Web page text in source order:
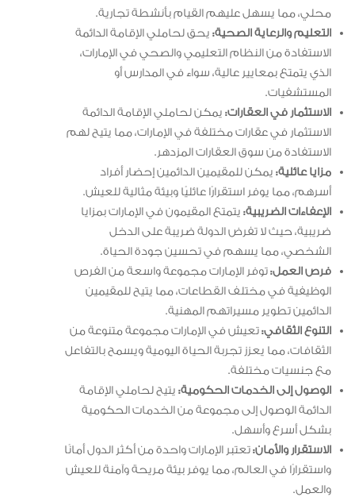
محلي، مما يسهل عليهم القيام بأنشطة تجارية.
التعليم والرعاية الصحية: يحق لحاملي الإقامة الدائمة
الاستفادة من النظام التعليمي والصحي في الإمارات،
الذي يتمتع بمعايير عالية، سواء في المدارس أو
المستشفيات.
الاستثمار في العقارات: يمكن لحاملي الإقامة الدائمة
الاستثمار في عقارات مختلفة في الإمارات، مما يتيح لهم
الاستفادة من سوق العقارات المزدهر.
مزايا عائلية: يمكن للمقيمين الدائمين إحضار أفراد
أسرهم، مما يوفر استقرارًا عائليًا وبيئة مثالية للعيش.
الإعفاءات الضريبية: يتمتع المقيمون في الإمارات بمزايا
ضريبية، حيث لا تفرض الدولة ضريبة على الدخل
الشخصي، مما يسهم في تحسين جودة الحياة.
فرص العمل:توفر الإمارات مجموعة واسعة من الفرص
الوظيفية في مختلف القطاعات، مما يتيح للمقيمين
الدائمين تطوير مسيراتهم المهنية.
التنوع الثقافي:تعيش في الإمارات مجموعة متنوعة من
الثقافات، مما يعزز تجربة الحياة اليومية ويسمح بالتفاعل
مع جنسيات مختلفة.
الوصول إلى الخدمات الحكومية: يتيح لحاملي الإقامة
الدائمة الوصول إلى مجموعة من الخدمات الحكومية
بشكل أسرع وأسهل.
الاستقرار والأمان:تعتبر الإمارات واحدة من أكثر الدول أمانًا
واستقرارًا في العالم، مما يوفر بيئة مريحة وآمنة للعيش
والعمل.